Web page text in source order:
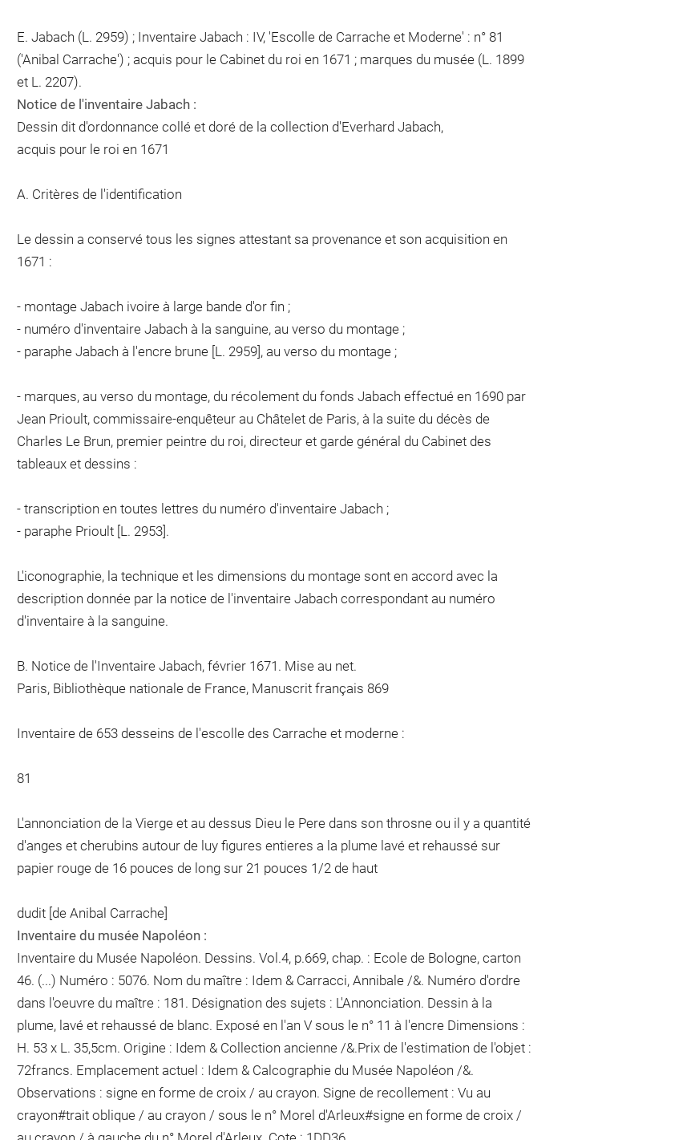
E. Jabach (L. 2959) ; Inventaire Jabach : IV, 'Escolle de Carrache et Moderne' : n° 81
('Anibal Carrache') ; acquis pour le Cabinet du roi en 1671 ; marques du musée (L. 1899
et L. 2207).
Notice de l'inventaire Jabach :
Dessin dit d'ordonnance collé et doré de la collection d'Everhard Jabach,
acquis pour le roi en 1671
A. Critères de l'identification
Le dessin a conservé tous les signes attestant sa provenance et son acquisition en
1671 :
- montage Jabach ivoire à large bande d'or fin ;
- numéro d'inventaire Jabach à la sanguine, au verso du montage ;
- paraphe Jabach à l'encre brune [L. 2959], au verso du montage ;
- marques, au verso du montage, du récolement du fonds Jabach effectué en 1690 par
Jean Prioult, commissaire-enquêteur au Châtelet de Paris, à la suite du décès de
Charles Le Brun, premier peintre du roi, directeur et garde général du Cabinet des
tableaux et dessins :
- transcription en toutes lettres du numéro d'inventaire Jabach ;
- paraphe Prioult [L. 2953].
L'iconographie, la technique et les dimensions du montage sont en accord avec la
description donnée par la notice de l'inventaire Jabach correspondant au numéro
d'inventaire à la sanguine.
B. Notice de l'Inventaire Jabach, février 1671. Mise au net.
Paris, Bibliothèque nationale de France, Manuscrit français 869
Inventaire de 653 desseins de l'escolle des Carrache et moderne :
81
L'annonciation de la Vierge et au dessus Dieu le Pere dans son throsne ou il y a quantité
d'anges et cherubins autour de luy figures entieres a la plume lavé et rehaussé sur
papier rouge de 16 pouces de long sur 21 pouces 1/2 de haut
dudit [de Anibal Carrache]
Inventaire du musée Napoléon :
Inventaire du Musée Napoléon. Dessins. Vol.4, p.669, chap. : Ecole de Bologne, carton
46. (...) Numéro : 5076. Nom du maître : Idem & Carracci, Annibale /&. Numéro d'ordre
dans l'oeuvre du maître : 181. Désignation des sujets : L'Annonciation. Dessin à la
plume, lavé et rehaussé de blanc. Exposé en l'an V sous le n° 11 à l'encreDimensions :
H. 53 x L. 35,5cm. Origine : Idem & Collection ancienne /&.Prix de l'estimation de l'objet :
72francs. Emplacement actuel : Idem & Calcographie du Musée Napoléon /&.
Observations : signe en forme de croix / au crayon. Signe de recollement : Vu au
crayon#trait oblique / au crayon / sous le n° Morel d'Arleux#signe en forme de croix /